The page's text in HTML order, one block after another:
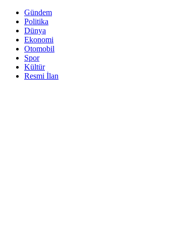
Gündem
Politika
Dünya
Ekonomi
Otomobil
Spor
Kültür
Resmi İlan